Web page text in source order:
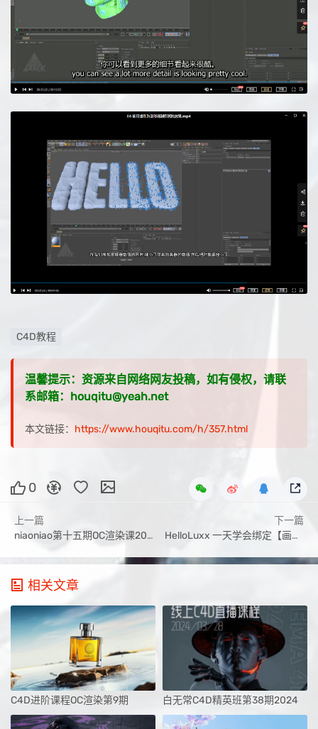
C4D教程
温馨提示：资源来自网络网友投稿，如有侵权，请联
系邮箱：houqitu@yeah.net
本文链接： https://www.houqitu.com/h/357.html
0
上一篇
niaoniao第十五期OC渲染课2021年6月29日刚结课【画质高清有部分工程】
下一篇
HelloLuxx 一天学会绑定【画质高清中文字幕】
相关文章
C4D进阶课程OC渲染第9期 白无常C4D精英班第38期2024